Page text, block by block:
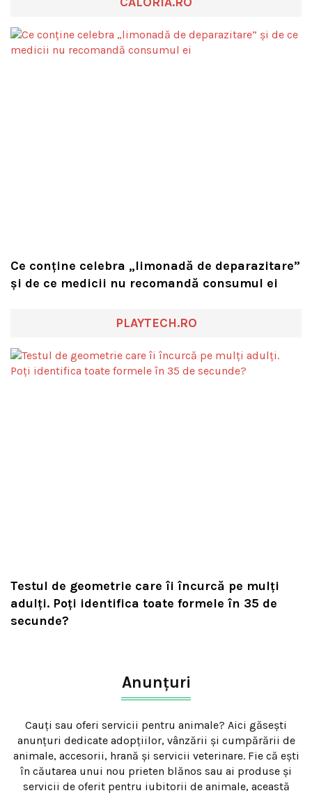
Ce conține celebra „limonadă de deparazitare”
și de ce medicii nu recomandă consumul ei
PLAYTECH.RO
Testul de geometrie care îi încurcă pe mulți
adulți. Poți identifica toate formele în 35 de
secunde?
Anunțuri
Cauți sau oferi servicii pentru animale? Aici găsești
anunțuri dedicate adopțiilor, vânzării și cumpărării de
animale, accesorii, hrană și servicii veterinare. Fie că ești
în căutarea unui nou prieten blănos sau ai produse și
servicii de oferit pentru iubitorii de animale, această